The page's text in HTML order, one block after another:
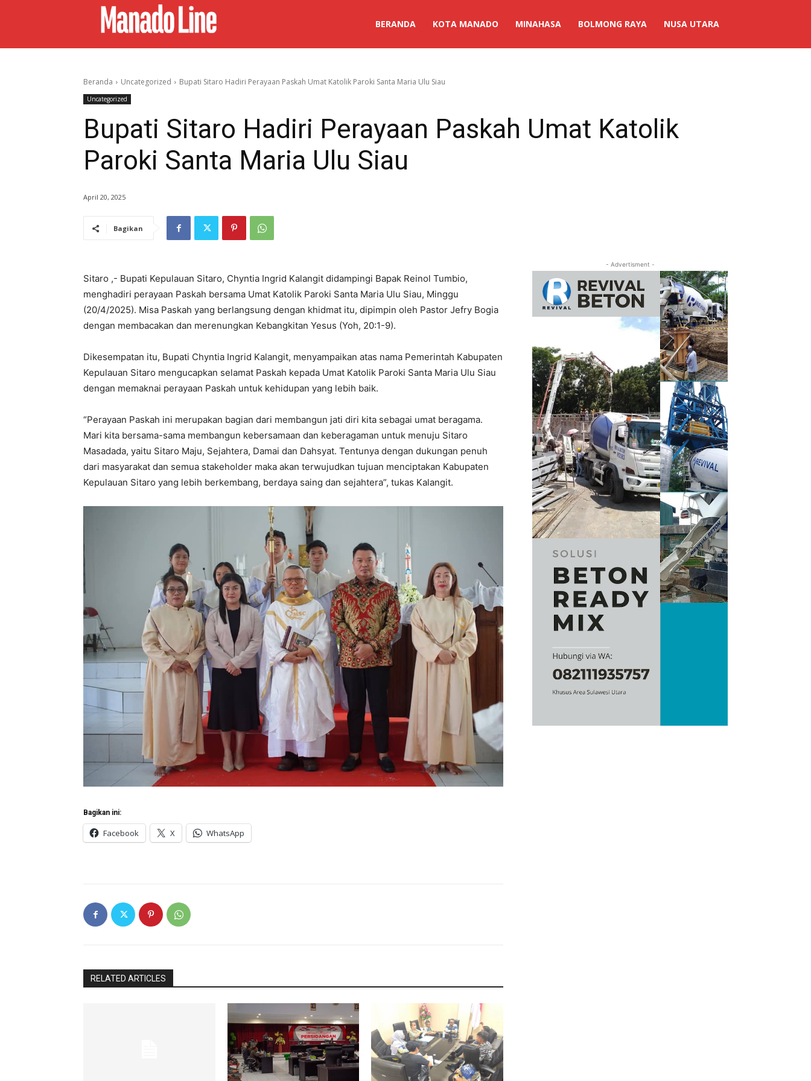
BERANDA KOTA MANADO MINAHASA BOLMONG RAYA NUSA UTARA
Beranda Uncategorized Bupati Sitaro Hadiri Perayaan Paskah Umat Katolik Paroki Santa Maria Ulu Siau
Uncategorized
Bupati Sitaro Hadiri Perayaan Paskah Umat Katolik
Paroki Santa Maria Ulu Siau
April 20, 2025
Bagikan
Sitaro ,- Bupati Kepulauan Sitaro, Chyntia Ingrid Kalangit didampingi Bapak Reinol Tumbio,
menghadiri perayaan Paskah bersama Umat Katolik Paroki Santa Maria Ulu Siau, Minggu
(20/4/2025). Misa Paskah yang berlangsung dengan khidmat itu, dipimpin oleh Pastor Jefry Bogia
dengan membacakan dan merenungkan Kebangkitan Yesus (Yoh, 20:1-9).
Dikesempatan itu, Bupati Chyntia Ingrid Kalangit, menyampaikan atas nama Pemerintah Kabupaten
Kepulauan Sitaro mengucapkan selamat Paskah kepada Umat Katolik Paroki Santa Maria Ulu Siau
dengan memaknai perayaan Paskah untuk kehidupan yang lebih baik.
“Perayaan Paskah ini merupakan bagian dari membangun jati diri kita sebagai umat beragama.
Mari kita bersama-sama membangun kebersamaan dan keberagaman untuk menuju Sitaro
Masadada, yaitu Sitaro Maju, Sejahtera, Damai dan Dahsyat. Tentunya dengan dukungan penuh
dari masyarakat dan semua stakeholder maka akan terwujudkan tujuan menciptakan Kabupaten
Kepulauan Sitaro yang lebih berkembang, berdaya saing dan sejahtera”, tukas Kalangit.
Bagikan ini:
Facebook X WhatsApp
RELATED ARTICLES
- Advertisment -